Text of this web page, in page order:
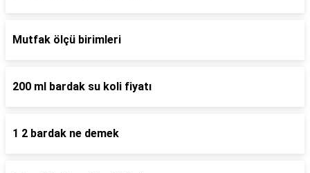
Mutfak ölçü birimleri
200 ml bardak su koli fiyatı
1 2 bardak ne demek